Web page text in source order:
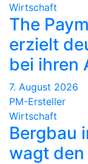
Wirtschaft
The
erzielt
bei ihren
7. August 2026
PM-Ersteller
Wirtschaft
Bergbau
wagt